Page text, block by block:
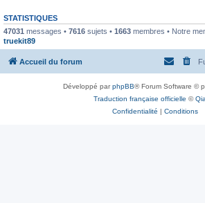
STATISTIQUES
47031 messages • 7616 sujets • 1663 membres • Notre
truekit89
Accueil du forum
Développé parphpBB® Forum Software ©
Traduction française officielle ©
Confidentialité | Conditions